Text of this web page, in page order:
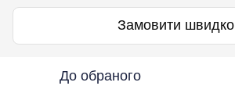
Замовити швидко
До обраного